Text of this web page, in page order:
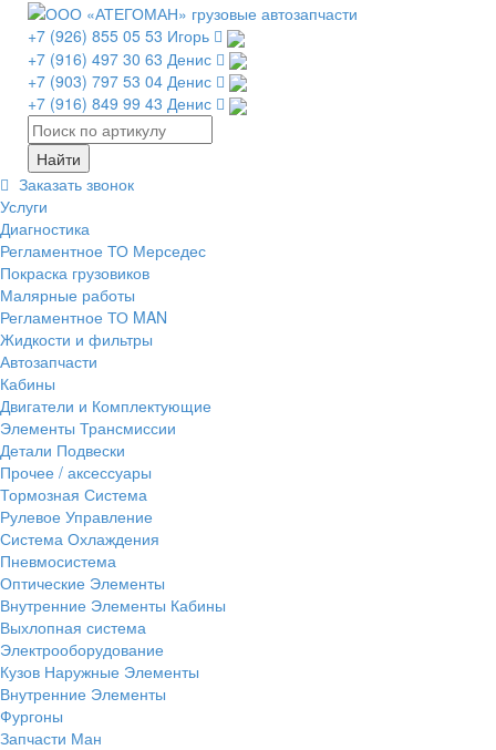
+7 (926) 855 05 53 Игорь
+7 (916) 497 30 63 Денис
+7 (903) 797 53 04 Денис
+7 (916) 849 99 43 Денис
Заказать звонок
Услуги
Диагностика
Регламентное ТО Мерседес
Покраска грузовиков
Малярные работы
Регламентное ТО MAN
Жидкости и фильтры
Автозапчасти
Кабины
Двигатели и Комплектующие
Элементы Трансмиссии
Детали Подвески
Прочее / аксессуары
Тормозная Система
Рулевое Управление
Система Охлаждения
Пневмосистема
Оптические Элементы
Внутренние Элементы Кабины
Выхлопная система
Электрооборудование
Кузов Наружные Элементы
Внутренние Элементы
Фургоны
Запчасти Ман